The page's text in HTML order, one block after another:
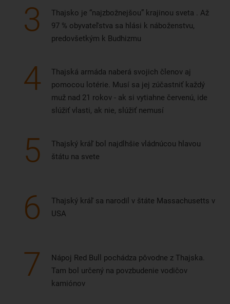
3
Thajsko je “najzbožnejšou” krajinou sveta . Až
97 % obyvateľstva sa hlási k náboženstvu,
predovšetkým k Budhizmu
4
Thajská armáda naberá svojich členov aj
pomocou lotérie. Musí sa jej zúčastniť každý
muž nad 21 rokov - ak si vytiahne červenú, ide
slúžiť vlasti, ak nie, slúžiť nemusí
5
Thajský kráľ bol najdlhšie vládnúcou hlavou
štátu na svete
6
Thajský kráľ sa narodil v štáte Massachusetts v
USA
7
Nápoj Red Bull pochádza pôvodne z Thajska.
Tam bol určený na povzbudenie vodičov
kamiónov